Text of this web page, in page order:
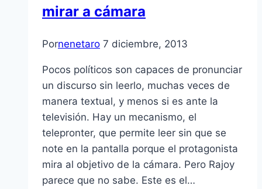
mirar a cámara
Pornenetaro 7 diciembre, 2013
Pocos políticos son capaces de pronunciar
un discurso sin leerlo, muchas veces de
manera textual, y menos si es ante la
televisión. Hay un mecanismo, el
telepronter, que permite leer sin que se
note en la pantalla porque el protagonista
mira al objetivo de la cámara. Pero Rajoy
parece que no sabe. Este es el…